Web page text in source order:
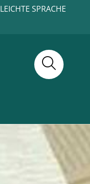
LEICHTE SPRACHE